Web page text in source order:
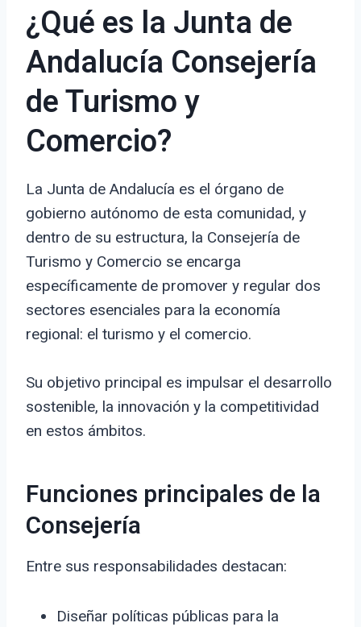
¿Qué es la Junta de
Andalucía Consejería
de Turismo y
Comercio?
La Junta de Andalucía es el órgano de
gobierno autónomo de esta comunidad, y
dentro de su estructura, la Consejería de
Turismo y Comercio se encarga
específicamente de promover y regular dos
sectores esenciales para la economía
regional: el turismo y el comercio.
Su objetivo principal es impulsar el desarrollo
sostenible, la innovación y la competitividad
en estos ámbitos.
Funciones principales de la
Consejería
Entre sus responsabilidades destacan:
Diseñar políticas públicas para la